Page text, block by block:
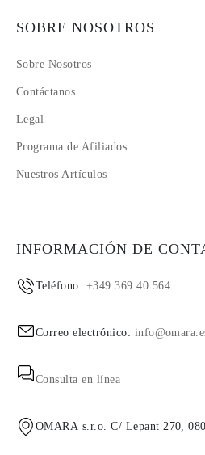
SOBRE NOSOTROS
Sobre Nosotros
Contáctanos
Legal
Programa de Afiliados
Nuestros Artículos
INFORMACIÓN DE
Teléfono: +349 369 40 564
Correo electrónico:
Consulta en línea
OMARA s.r.o. C/ Lepant 270,